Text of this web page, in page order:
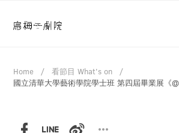
Home
看節目 What's on
國立清華大學藝術學院學士班 第四屆畢業展《